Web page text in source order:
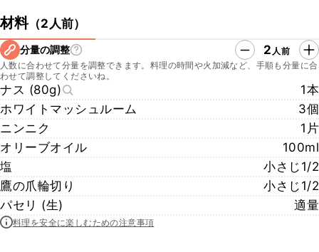
材料（2人前）
分量の調整 2 人前
人数に合わせて分量を調整できます。料理の時間や火加減など、手順も分量に合
わせて調整してくださいね。
ナス (80g)
1本
ホワイトマッシュルーム
3個
ニンニク
1片
オリーブオイル
100ml
塩
小さじ1/2
鷹の爪輪切り
小さじ1/2
パセリ (生)
適量
料理を安全に楽しむための注意事項